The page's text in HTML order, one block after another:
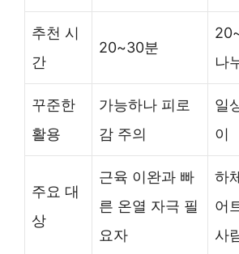
추천 시
간
20~30분
나
꾸준한
활용
가능하나 피로
감 주의
일
이
주요 대
상
근육 이완과 빠
른 온열 자극 필
요자
하
어
사